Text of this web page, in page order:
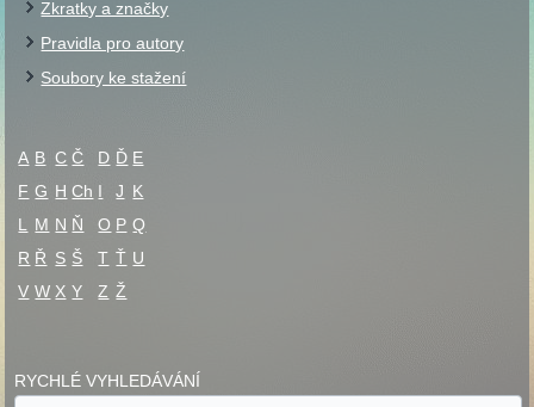
Zkratky a značky
Pravidla pro autory
Soubory ke stažení
A B C Č D Ď E
F G H Ch I J K
L
M N Ň O P Q
R Ř S Š T Ť U
V W X Y Z Ž
RYCHLÉ VYHLEDÁVÁNÍ